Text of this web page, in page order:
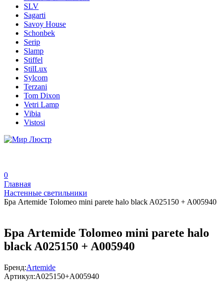
SLV
Sagarti
Savoy House
Schonbek
Serip
Slamp
Stiffel
StilLux
Sylcom
Terzani
Tom Dixon
Vetri Lamp
Vibia
Vistosi
0
Главная
Настенные светильники
Бра Artemide Tolomeo mini parete halo black A025150 + A005940
Бра Artemide Tolomeo mini parete halo
black A025150 + A005940
Бренд:Artemide
Артикул:A025150+A005940